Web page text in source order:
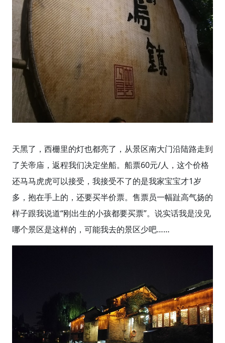
天黑了，西栅里的灯也都亮了，从景区南大门沿陆路走到
了关帝庙，返程我们决定坐船。船票60元/人，这个价格
还马马虎虎可以接受，我接受不了的是我家宝宝才1岁
多，抱在手上的，还要买半价票。售票员一幅趾高气扬的
样子跟我说道“刚出生的小孩都要买票”。说实话我是没见
哪个景区是这样的，可能我去的景区少吧……